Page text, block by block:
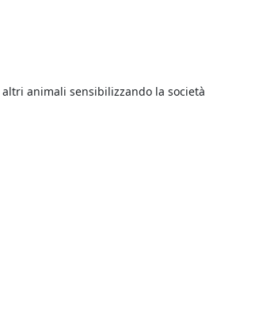
animali sensibilizzando la società